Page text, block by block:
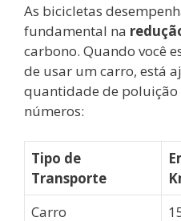
As bicicletas
fundamental na
carbono. Quando você
de usar um carro, está
quantidade de poluição
números:
Tipo de
Transporte
Carro